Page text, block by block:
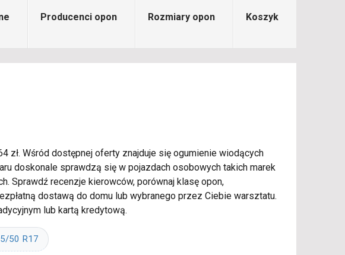
Producenci opon Rozmiary opon Koszyk
zł. Wśród dostępnej oferty znajduje się ogumienie wiodących
doskonale sprawdzą się w pojazdach osobowych takich marek
Sprawdź recenzje kierowców, porównaj klasę opon,
dostawą do domu lub wybranego przez Ciebie warsztatu.
lub kartą kredytową.
50 R17